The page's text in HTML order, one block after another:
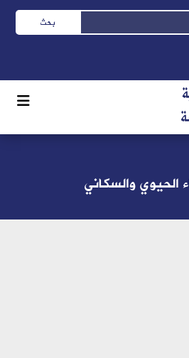
الحيوي والسكاني